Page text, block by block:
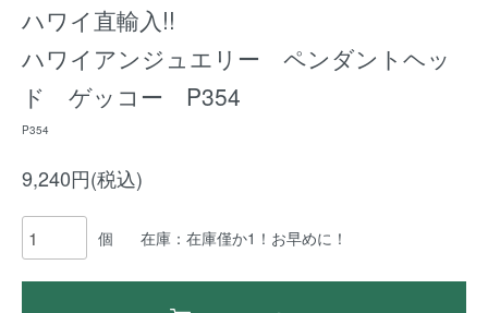
ハワイ直輸入!!
ハワイアンジュエリー ペンダントヘッ
ド ゲッコー P354
P354
9,240円(税込)
個 在庫：在庫僅か1！お早めに！